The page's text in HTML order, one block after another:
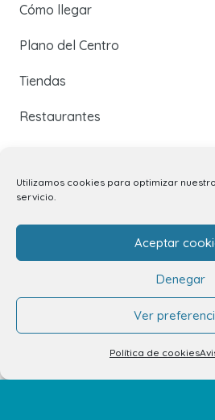
Utilizamos cookies para optimizar
servicio.
Aceptar
Denegar
Ver
Política de cookies
Cómo llegar
Plano del Centro
Tiendas
Restaurantes
Servicios
Eventos y Novedades
Alquiler de locales